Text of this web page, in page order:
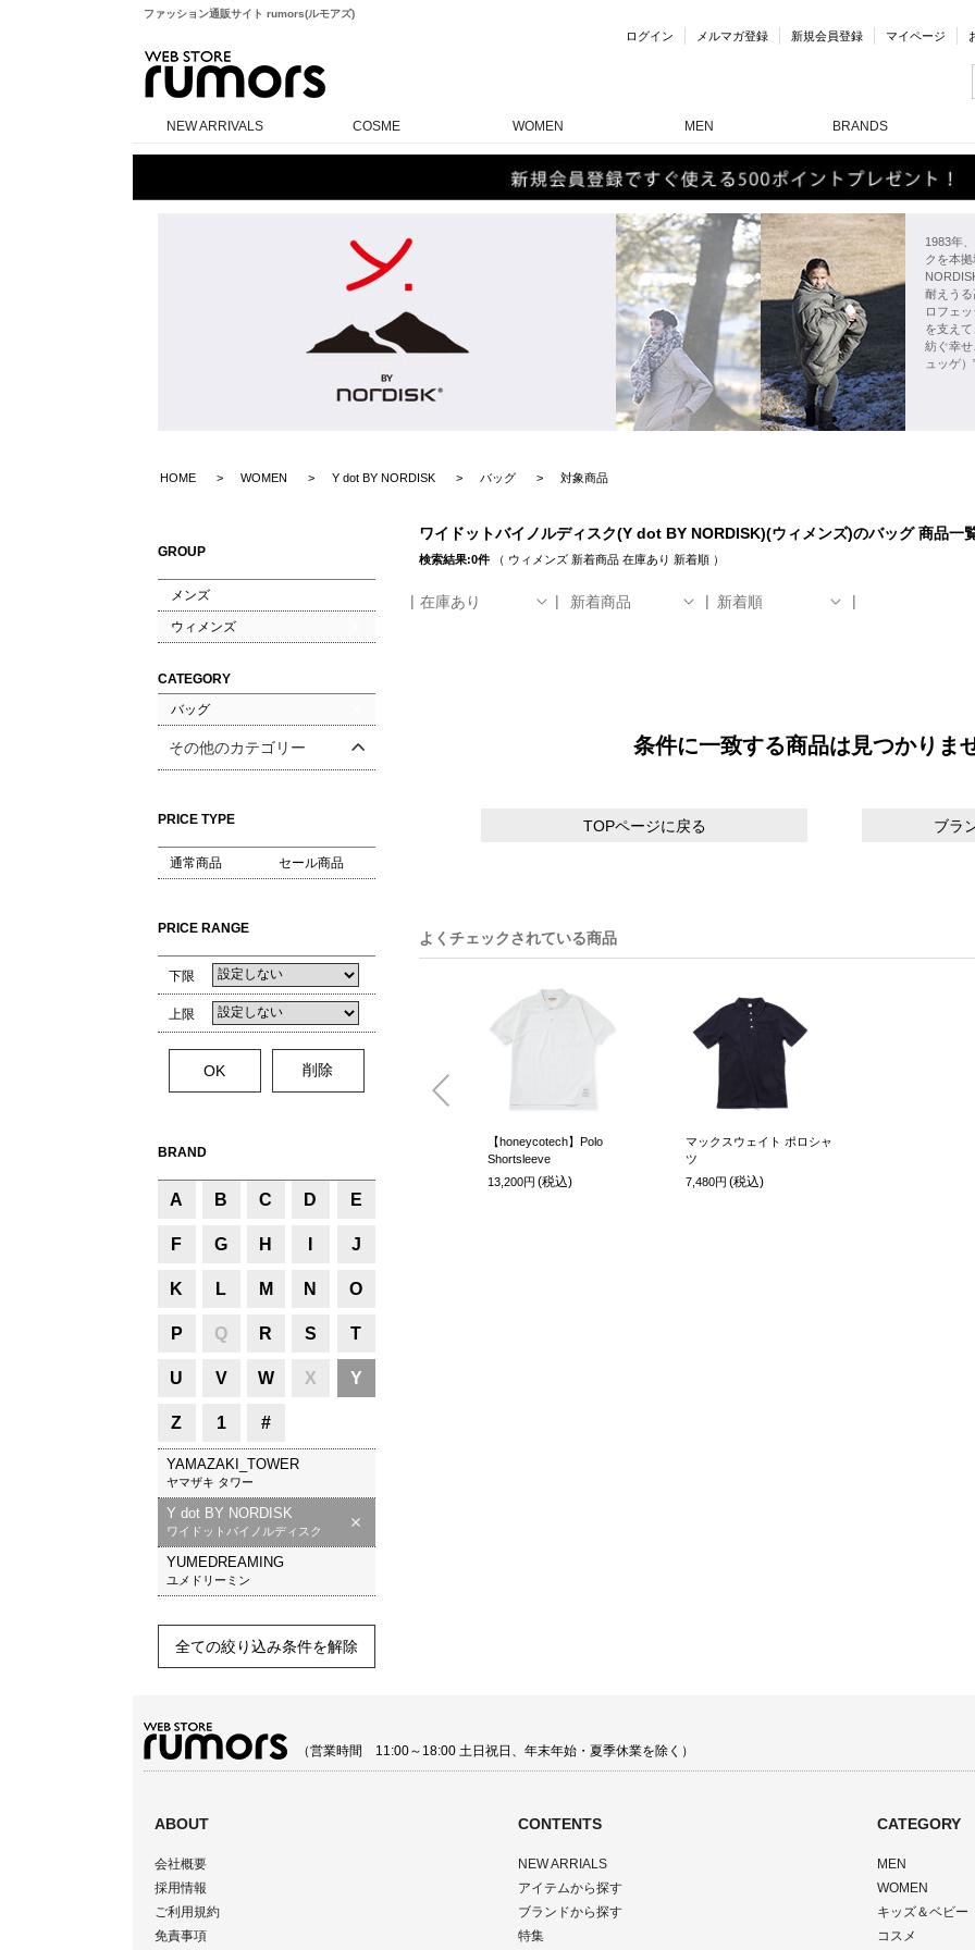
ファッション通販サイト rumors(ルモアズ)
ログイン メルマガ登録 新規会員登録 マイページ
NEW ARRIVALS COSME WOMEN MEN BRANDS
1983年
クを本
耐えう
ロフェ
を支え
紡ぐ幸せ
ュッゲ
HOME WOMEN Y dot BY NORDISK バッグ 対象商品
GROUP
メンズ
ウィメンズ
CATEGORY
バッグ
その他のカテゴリー
PRICE TYPE
通常商品 セール商品
PRICE RANGE
下限
上限
BRAND
A B C D E
F G H J
K L M N O
P Q R S T
U V W X Y
Z 1 #
YAMAZAKI_TOWER
ヤマザキ タワー
Y dot BY NORDISK
ワイドットバイノルディスク
YUMEDREAMING
ユメドリーミン
全ての絞り込み条件を解除
ワイドットバイノルディスク(Y dot BY NORDISK)(ウィメンズ)のバッグ 商品一
検索結果:0件（ ウィメンズ 新着商品 在庫あり 新着順）
在庫あり 新着商品 新着順
条件に一致する商品は見つかりま
TOPページに戻る ブラ
よくチェックされている商品
【honeycotech】Polo
Shortsleeve
13,200円 (税込)
マックスウェイト ポロシャ
ツ
7,480円 (税込)
（営業時間 11:00～18:00 土日祝日、年末年始・夏季休業を除く）
ABOUT
会社概要
採用情報
ご利用規約
免責事項
CONTENTS
NEW ARRIALS
アイテムから探す
ブランドから探す
特集
CATEGORY
MEN
WOMEN
キッズ＆ベビー
コスメ